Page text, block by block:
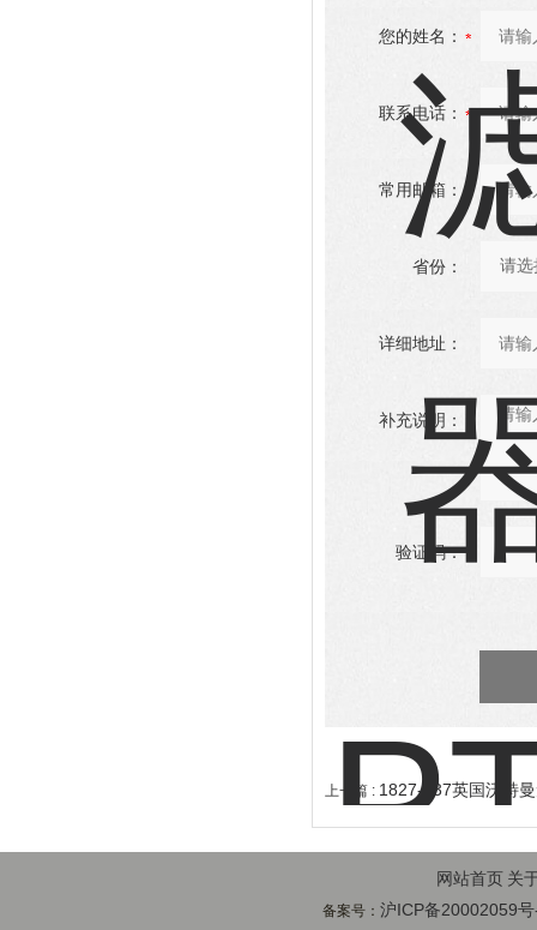
您的姓名：
联系电话：
常用邮箱：
省份：
详细地址：
补充说明：
验证码：
上一篇 : 1827-037英国沃特
网站首页 关
备案号：沪ICP备20002059